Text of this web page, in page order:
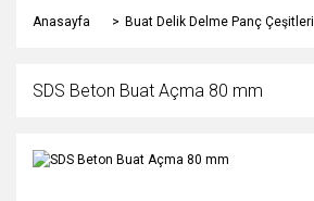
Anasayfa Buat Delik Delme Panç Çeşitleri
SDS Beton Buat Açma 80 mm